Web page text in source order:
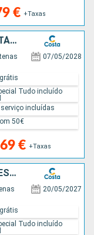
€ +Taxas
GRÉCIA, MONTENEGRO, CROÁCIA, ITÁLIA
07/05/2028
€ +Taxas
Tudo incluído
incluídas
50€
GRÉCIA, MALTA, ILHAS BALEARES, ESPANHA, FRANÇA, ITÁLIA
20/05/2027
Tudo incluído